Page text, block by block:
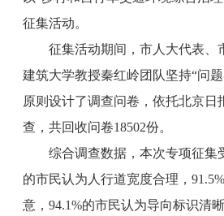
征集活动。
征集活动期间，市人大代表、
建筑大学教授秦红岭团队坚持“问
原则设计了调查问卷，依托北京日
查，共回收问卷18502份。
综合调查数据，本次专项征集
的市民认为人行道宽度合理，
意，94.1%的市民认为导向标识清